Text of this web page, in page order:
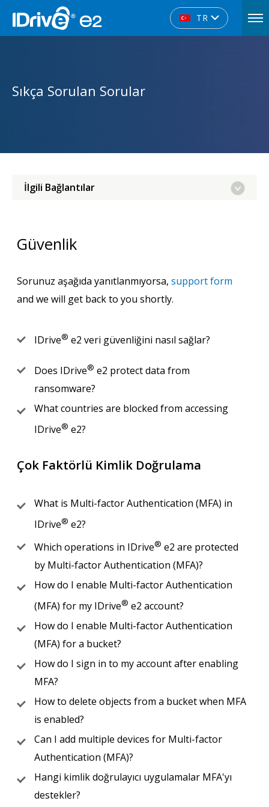
TR
Sıkça Sorulan Sorular
İlgili Bağlantılar
Güvenlik
Sorunuz aşağıda yanıtlanmıyorsa, support form
and we will get back to you shortly.
IDrive® e2 veri güvenliğini nasıl sağlar?
Does IDrive® e2 protect data from
ransomware?
What countries are blocked from accessing
IDrive® e2?
Çok Faktörlü Kimlik Doğrulama
What is Multi-factor Authentication (MFA) in
IDrive® e2?
Which operations in IDrive® e2 are protected
by Multi-factor Authentication (MFA)?
How do I enable Multi-factor Authentication
(MFA) for my IDrive® e2 account?
How do I enable Multi-factor Authentication
(MFA) for a bucket?
How do I sign in to my account after enabling
MFA?
How to delete objects from a bucket when MFA
is enabled?
Can I add multiple devices for Multi-factor
Authentication (MFA)?
Hangi kimlik doğrulayıcı uygulamalar MFA'yı
destekler?